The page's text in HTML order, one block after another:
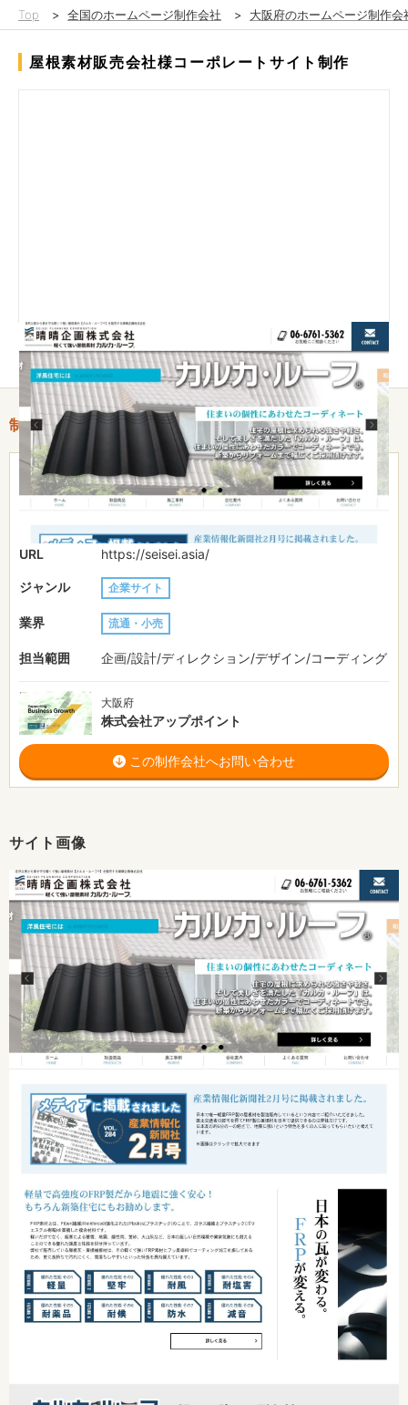
Top > 全国のホームページ制作会社 > 大阪府のホームページ制作会
屋根素材販売会社様コーポレートサイト制作
サイト画像
制作情報
費用目安 51〜100万円
URL https://seisei.asia/
ジャンル 企業サイト
業界 流通・小売
担当範囲 企画/設計/ディレクション/デザイン/コーディング
大阪府
株式会社アップポイント
この制作会社へお問い合わせ